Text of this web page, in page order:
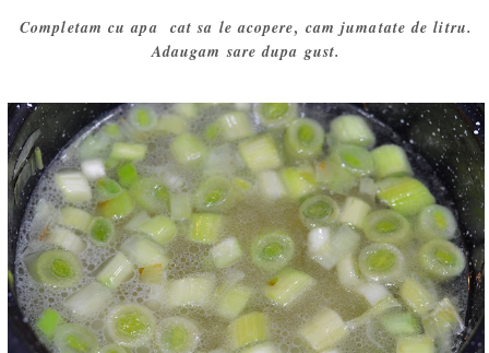
Completam cu apa cat sa le acopere, cam jumatate de litru.
Adaugam sare dupa gust.